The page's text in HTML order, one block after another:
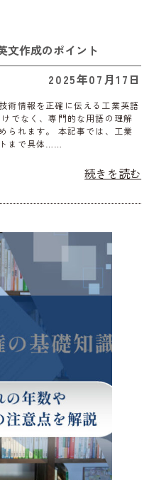
文作成のポイント
2025年07月17日
術情報を正確に伝える工業英語
でなく、専門的な用語の理解
られます。 本記事では、工業
まで具体……
続きを読む